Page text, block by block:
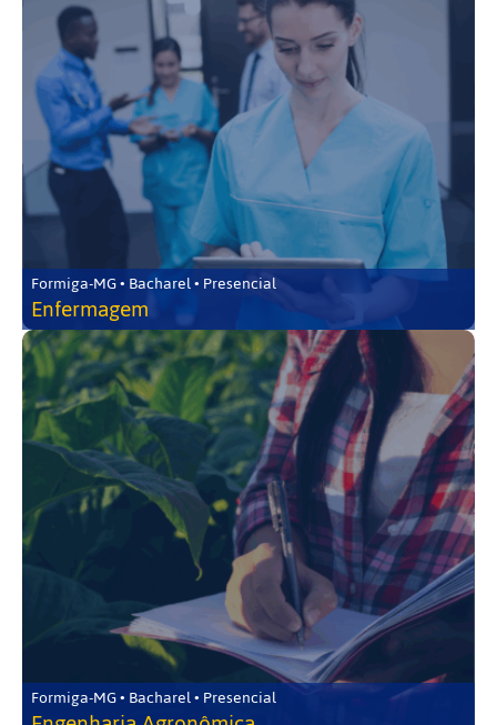
Formiga-MG • Bacharel • Presencial
Enfermagem
Formiga-MG • Bacharel • Presencial